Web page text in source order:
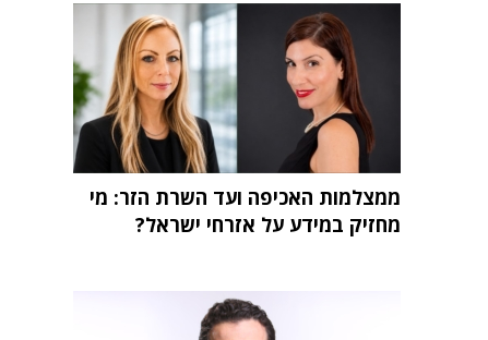
ממצלמות האכיפה ועד השרת הזר: מי
מחזיק במידע על אזרחי ישראל?